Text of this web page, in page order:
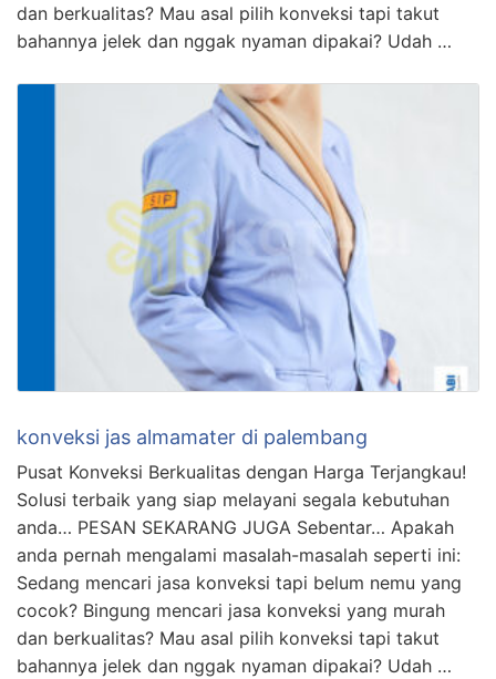
dan berkualitas? Mau asal pilih konveksi tapi takut
bahannya jelek dan nggak nyaman dipakai? Udah …
konveksi jas almamater di palembang
Pusat Konveksi Berkualitas dengan Harga Terjangkau!
Solusi terbaik yang siap melayani segala kebutuhan
anda… PESAN SEKARANG JUGA Sebentar… Apakah
anda pernah mengalami masalah-masalah seperti ini:
Sedang mencari jasa konveksi tapi belum nemu yang
cocok? Bingung mencari jasa konveksi yang murah
dan berkualitas? Mau asal pilih konveksi tapi takut
bahannya jelek dan nggak nyaman dipakai? Udah …